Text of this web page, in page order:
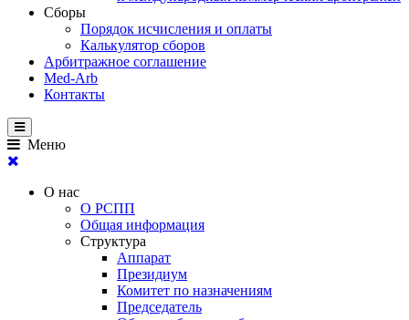
Сборы
Порядок исчисления и оплаты
Калькулятор сборов
Арбитражное соглашение
Med-Arb
Контакты
Меню
О нас
О РСПП
Общая информация
Структура
Аппарат
Президиум
Комитет по назначениям
Председатель